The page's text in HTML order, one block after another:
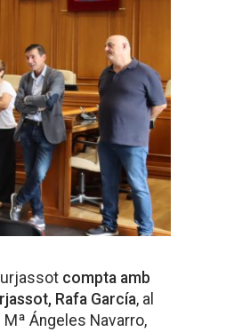
compta amb
Rafa García, al
Ángeles Navarro,